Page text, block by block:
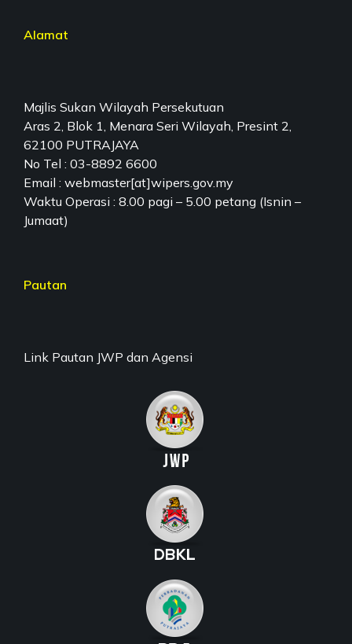
Alamat
Majlis Sukan Wilayah Persekutuan
Aras 2, Blok 1, Menara Seri Wilayah, Presint 2,
62100 PUTRAJAYA
No Tel : 03-8892 6600
Email : webmaster[at]wipers.gov.my
Waktu Operasi : 8.00 pagi – 5.00 petang (Isnin –
Jumaat)
Pautan
Link Pautan JWP dan Agensi